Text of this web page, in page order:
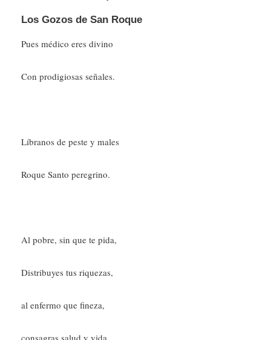
Los Gozos de San Roque
Pues médico eres divino
Con prodigiosas señales.
Líbranos de peste y males
Roque Santo peregrino.
Al pobre, sin que te pida,
Distribuyes tus riquezas,
al enfermo que fineza,
consagras salud y vida.